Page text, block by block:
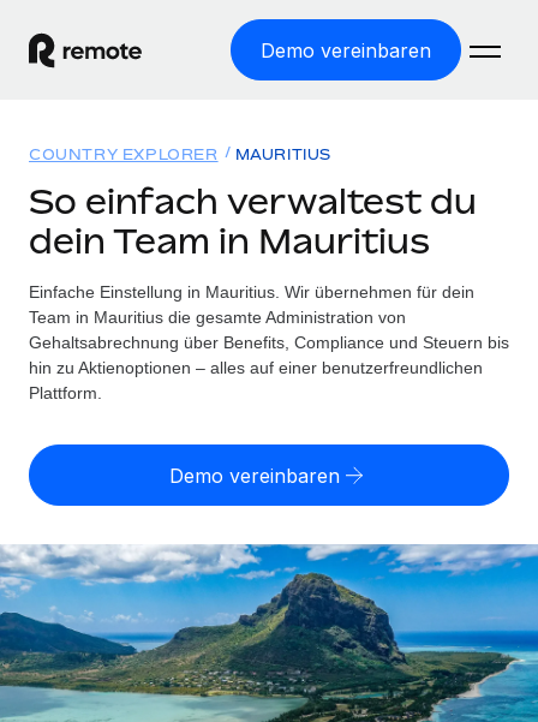
Demo vereinbaren
WELTWEITE BESCHÄFTIGUNG
Globale Payroll
Einfache, rechtssicher Payroll
Employer of Record
Weltweites Wachstum ohne Kosten für Niederlassungen
Contractor of Record
Rechtssichere, weltweite Arbeit mit Freelancer:innen
Globales Onboarding und Verwalten von
Freelancer:innen
PEO
Auslagern von komplexen HR-Aufgaben
Lösungen
WELTWEITE ABDECKUNG
Country Explorer
Länderspezifische Unterstützung bei der Einstellung
Einfache Einstellung in allen US-Bundesstaaten
WACHSTUMSPHASE
Startups
Agile HR- und Payroll-Lösungen für wachsende
Unternehmen
Ressourcen
TOOLS UND RECHNER
Scheinselbstständigkeitsrisiko berechnen
Personalkostenrechner
Gesamtbeschäftigungskosten
Honorarzahlungen berechnen
Informationen zu möglichen Währungen und
Abwicklungsfristen für globale Freelancer:innen
Preise
Nederlands
Français
Deutsch
Anmelden
COUNTRY EXPLORER MAURITIUS
So einfach verwaltest du
dein Team in Mauritius
Einfache Einstellung in Mauritius. Wir übernehmen für dein
Team in Mauritius die gesamte Administration von
Gehaltsabrechnung über Benefits, Compliance und Steuern bis
hin zu Aktienoptionen – alles auf einer benutzerfreundlichen
Plattform.
Demo vereinbaren